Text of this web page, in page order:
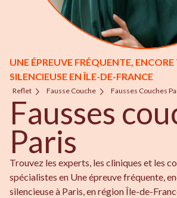
UNE ÉPREUVE FRÉQUENTE,
SILENCIEUSE EN ÎLE-DE-FRANCE
Reflet Fausse Couche Fausses Couches
Fausses
Paris
Trouvez les experts, les cliniques et les
spécialistes en Une épreuve fréquente,
silencieuse à Paris, en région Île-de-